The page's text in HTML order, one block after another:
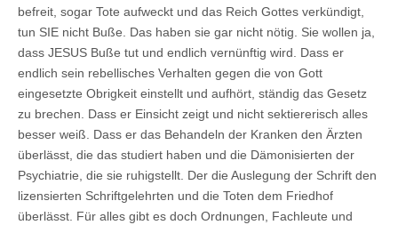
befreit, sogar Tote aufweckt und das Reich Gottes verkündigt,
tun SIE nicht Buße. Das haben sie gar nicht nötig. Sie wollen ja,
dass JESUS Buße tut und endlich vernünftig wird. Dass er
endlich sein rebellisches Verhalten gegen die von Gott
eingesetzte Obrigkeit einstellt und aufhört, ständig das Gesetz
zu brechen. Dass er Einsicht zeigt und nicht sektiererisch alles
besser weiß. Dass er das Behandeln der Kranken den Ärzten
überlässt, die das studiert haben und die Dämonisierten der
Psychiatrie, die sie ruhigstellt. Der die Auslegung der Schrift den
lizensierten Schriftgelehrten und die Toten dem Friedhof
überlässt. Für alles gibt es doch Ordnungen, Fachleute und